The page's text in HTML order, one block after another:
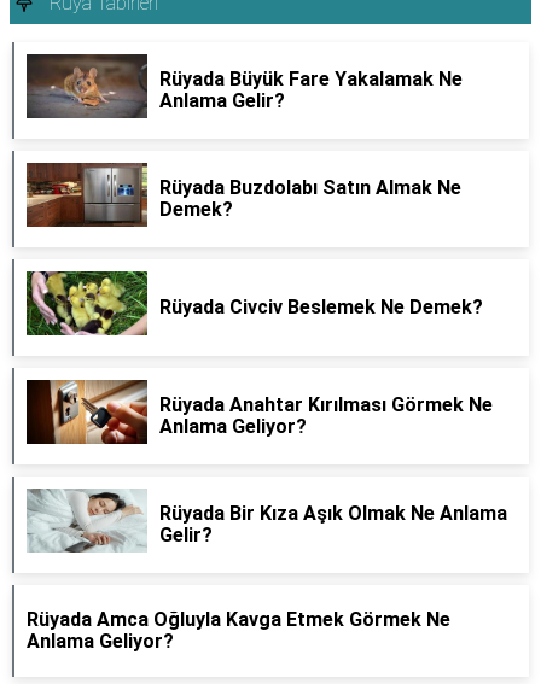
Rüyada Büyük Fare Yakalamak Ne
Anlama Gelir?
Rüyada Buzdolabı Satın Almak Ne
Demek?
Rüyada Civciv Beslemek Ne Demek?
Rüyada Anahtar Kırılması Görmek Ne
Anlama Geliyor?
Rüyada Bir Kıza Aşık Olmak Ne Anlama
Gelir?
Rüyada Amca Oğluyla Kavga Etmek Görmek Ne
Anlama Geliyor?